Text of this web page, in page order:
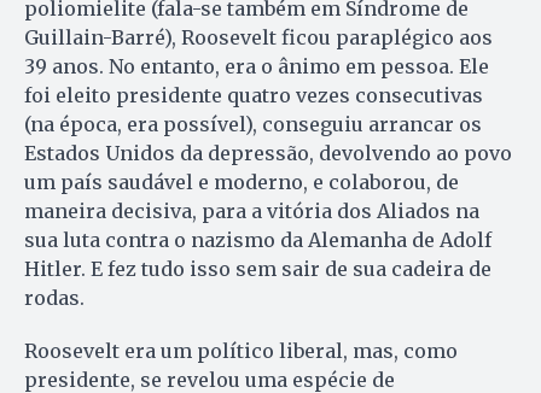
poliomielite (fala-se também em Síndrome de
Guillain-Barré), Roosevelt ficou paraplégico aos
39 anos. No entanto, era o ânimo em pessoa. Ele
foi eleito presidente quatro vezes consecutivas
(na época, era possível), conseguiu arrancar os
Estados Unidos da depressão, devolvendo ao povo
um país saudável e moderno, e colaborou, de
maneira decisiva, para a vitória dos Aliados na
sua luta contra o nazismo da Alemanha de Adolf
Hitler. E fez tudo isso sem sair de sua cadeira de
rodas.
Roosevelt era um político liberal, mas, como
presidente, se revelou uma espécie de